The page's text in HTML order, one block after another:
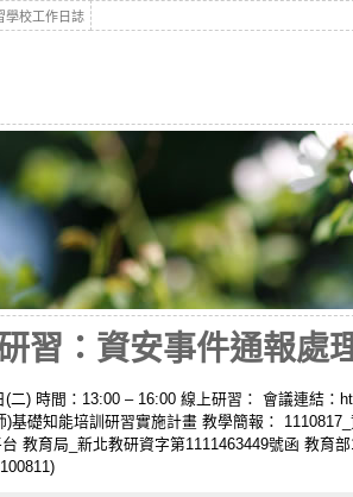
學校工作日誌
習：資安事件通報處
(二) 時間：13:00 – 16:00 線上研習： 會議連結
)基礎知能培訓研習實施計畫 教學簡報：
教育局_新北教研資字第1111463449號函 教育